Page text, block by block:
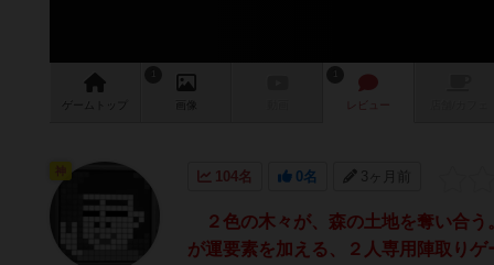
ゲーム 画像 レビュー
104名 0名 3ヶ月前
２色の木々が、森の土地を奪い合う
が運要素を加える、２人専用陣取り